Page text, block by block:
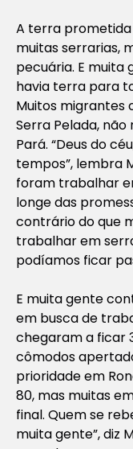
A terra
muitas serrarias,
pecuária. E muita
havia terra para
Muitos migrantes
Serra Pelada,
Pará. “Deus do
tempos”, lembra
foram trabalhar
longe das
contrário do que
trabalhar em
podíamos ficar
E muita gente
em busca de
chegaram a ficar
cômodos
prioridade em
80, mas muitas
final. Quem se
muita gente”, diz